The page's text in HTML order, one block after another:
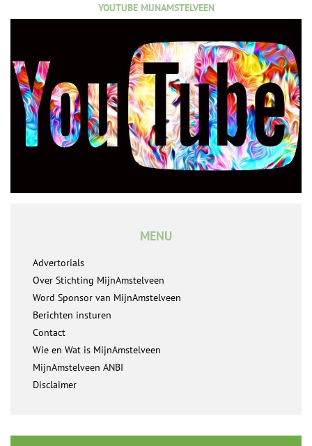
YOUTUBE MIJNAMSTELVEEN
MENU
Advertorials
Over Stichting MijnAmstelveen
Word Sponsor van MijnAmstelveen
Berichten insturen
Contact
Wie en Wat is MijnAmstelveen
MijnAmstelveen ANBI
Disclaimer